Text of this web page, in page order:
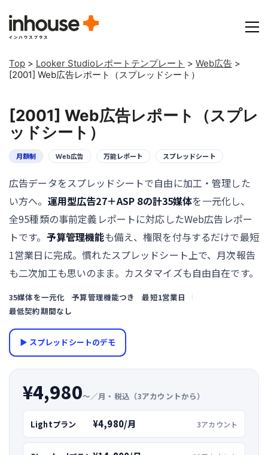
Top > Looker Studioレポートテンプレート > Web広告 >
[2001] Web広告レポート（スプレッドシート）
[2001] Web広告レポート（スプレ
ッドシート）
月額制 Web広告 万能レポート スプレッドシート
広告データをスプレッドシートで自由に加工・管理した
い方へ。 運用型広告27＋ASP 8の計35媒体を一元化し、
全95種類の事前定義レポートに対応したWeb広告レポー
トです。 予算管理機能も備え、権限を付与するだけで最短
1営業日に完成。慣れたスプレッドシート上で、月次報告
も二次加工も思いのまま。カスタマイズも自由自在です。
35媒体を一元化 予算管理機能つき
最短1営業日
最低契約期間なし
▶ スプレッドシートのデモ
¥4,980〜／月・税込（3アカウントから）
Lightプラン ¥4,980/月 3アカウント